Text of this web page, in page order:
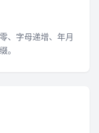
、字母递增、年月
。